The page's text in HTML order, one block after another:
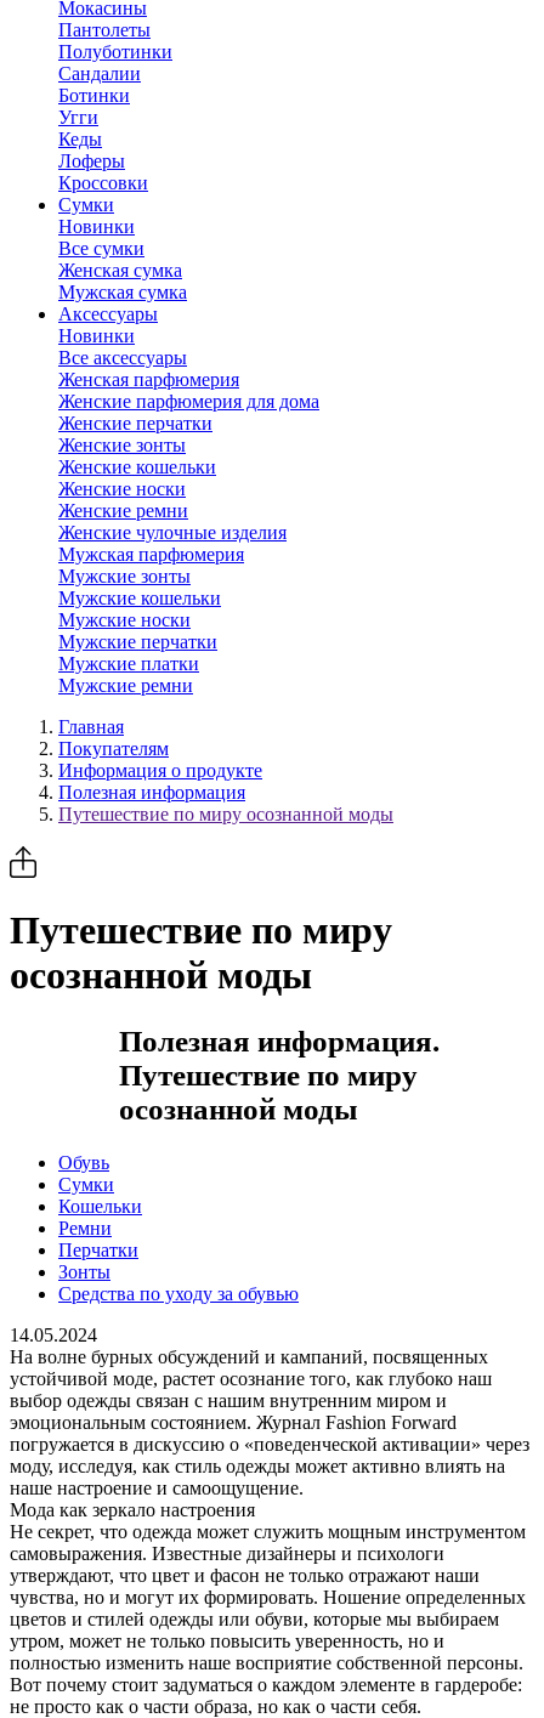
Мокасины
Пантолеты
Полуботинки
Сандалии
Ботинки
Угги
Кеды
Лоферы
Кроссовки
Сумки
Новинки
Все сумки
Женская сумка
Мужская сумка
Аксессуары
Новинки
Все аксессуары
Женская парфюмерия
Женские парфюмерия для дома
Женские перчатки
Женские зонты
Женские кошельки
Женские носки
Женские ремни
Женские чулочные изделия
Мужская парфюмерия
Мужские зонты
Мужские кошельки
Мужские носки
Мужские перчатки
Мужские платки
Мужские ремни
Главная
Покупателям
Информация о продукте
Полезная информация
Путешествие по миру осознанной моды
Путешествие по миру
осознанной моды
Полезная информация.
Путешествие по миру
осознанной моды
Обувь
Сумки
Кошельки
Ремни
Перчатки
Зонты
Средства по уходу за обувью
14.05.2024
На волне бурных обсуждений и кампаний, посвященных
устойчивой моде, растет осознание того, как глубоко наш
выбор одежды связан с нашим внутренним миром и
эмоциональным состоянием. Журнал Fashion Forward
погружается в дискуссию о «поведенческой активации» через
моду, исследуя, как стиль одежды может активно влиять на
наше настроение и самоощущение.
Мода как зеркало настроения
Не секрет, что одежда может служить мощным инструментом
самовыражения. Известные дизайнеры и психологи
утверждают, что цвет и фасон не только отражают наши
чувства, но и могут их формировать. Ношение определенных
цветов и стилей одежды или обуви, которые мы выбираем
утром, может не только повысить уверенность, но и
полностью изменить наше восприятие собственной персоны.
Вот почему стоит задуматься о каждом элементе в гардеробе:
не просто как о части образа, но как о части себя.